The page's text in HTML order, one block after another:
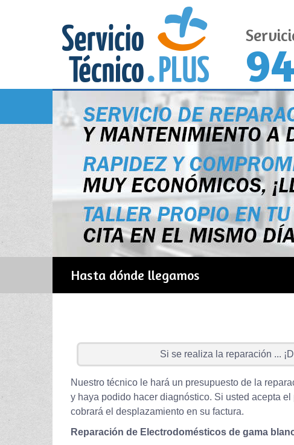
Hasta dónde llegamos
Si se realiza la reparación ...
Nuestro técnico le hará un presupuesto de la
y haya podido hacer diagnóstico. Si usted acepta
cobrará el desplazamiento en su factura.
Reparación de Electrodomésticos de gama